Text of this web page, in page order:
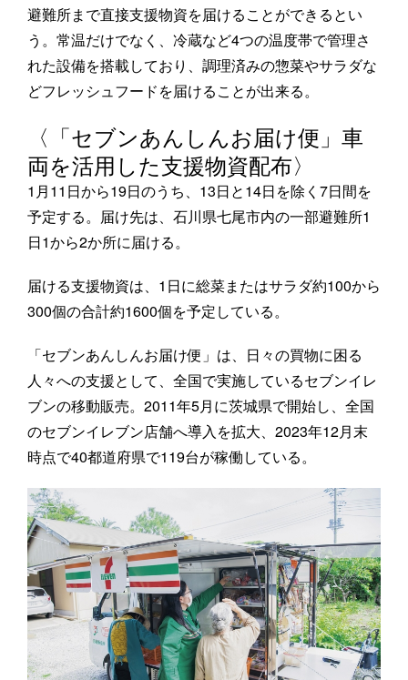
避難所まで直接支援物資を届けることができるとい
う。常温だけでなく、冷蔵など4つの温度帯で管理さ
れた設備を搭載しており、調理済みの惣菜やサラダな
どフレッシュフードを届けることが出来る。
〈「セブンあんしんお届け便」車
両を活用した支援物資配布〉
1月11日から19日のうち、13日と14日を除く7日間を
予定する。届け先は、石川県七尾市内の一部避難所1
日1から2か所に届ける。
届ける支援物資は、1日に総菜またはサラダ約100から
300個の合計約1600個を予定している。
「セブンあんしんお届け便」は、日々の買物に困る
人々への支援として、全国で実施しているセブンイレ
ブンの移動販売。2011年5月に茨城県で開始し、全国
のセブンイレブン店舗へ導入を拡大、2023年12月末
時点で40都道府県で119台が稼働している。